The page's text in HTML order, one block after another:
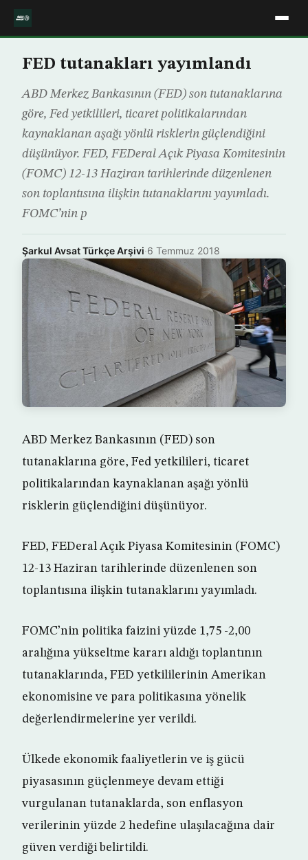
FED tutanakları yayımlandı
ABD Merkez Bankasının (FED) son tutanaklarına
göre, Fed yetkilileri, ticaret politikalarından
kaynaklanan aşağı yönlü risklerin güçlendiğini
düşünüyor. FED, FEDeral Açık Piyasa Komitesinin
(FOMC) 12-13 Haziran tarihlerinde düzenlenen
son toplantısına ilişkin tutanaklarını yayımladı.
FOMC’nin p
Şarkul Avsat Türkçe Arşivi·6 Temmuz 2018
ABD Merkez Bankasının (FED) son
tutanaklarına göre, Fed yetkilileri, ticaret
politikalarından kaynaklanan aşağı yönlü
risklerin güçlendiğini düşünüyor.
FED, FEDeral Açık Piyasa Komitesinin (FOMC)
12-13 Haziran tarihlerinde düzenlenen son
toplantısına ilişkin tutanaklarını yayımladı.
FOMC’nin politika faizini yüzde 1,75 -2,00
aralığına yükseltme kararı aldığı toplantının
tutanaklarında, FED yetkililerinin Amerikan
ekonomisine ve para politikasına yönelik
değerlendirmelerine yer verildi.
Ülkede ekonomik faaliyetlerin ve iş gücü
piyasasının güçlenmeye devam ettiği
vurgulanan tutanaklarda, son enflasyon
verilerinin yüzde 2 hedefine ulaşılacağına dair
güven verdiği belirtildi.